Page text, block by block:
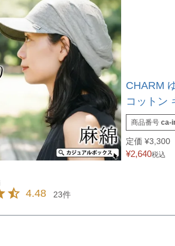
CHARM
コットン
商品番号 ca-
定価 ¥3,300
¥2,640税込
4.48 23